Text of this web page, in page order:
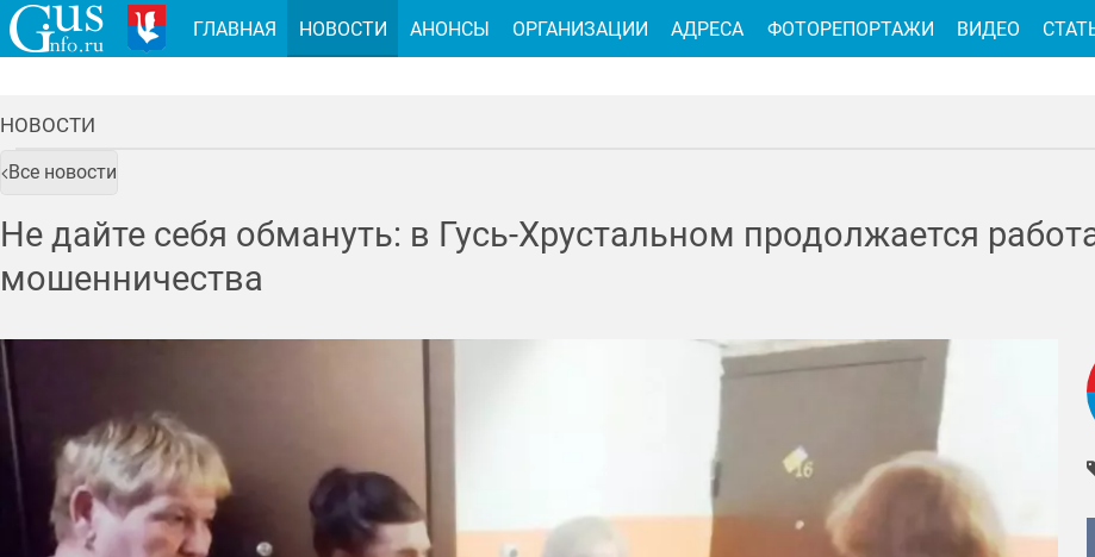
НОВОСТИ
Все новости
Не дайте себя обмануть: в Гусь-Хрустальном продолжается
мошенничества
ГЛАВНАЯ НОВОСТИ АНОНСЫ ОРГАНИЗАЦИИ АДРЕСА ФОТОРЕПОРТАЖИ ВИДЕО